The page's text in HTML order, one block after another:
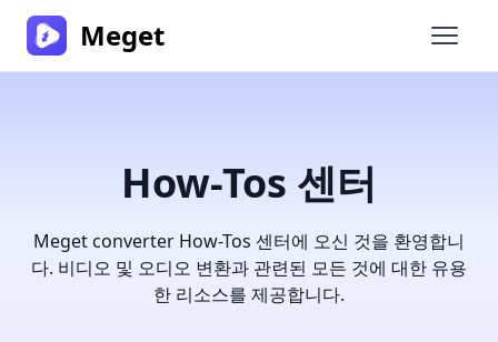
메인
Meget
How-Tos 센터
Meget converter How-Tos 센터에 오신 것을 환영합니
다. 비디오 및 오디오 변환과 관련된 모든 것에 대한 유용
한 리소스를 제공합니다.